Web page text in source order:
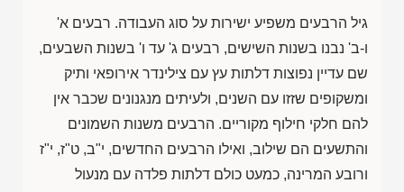
גיל הרבעים משפיע ישירות על סוג העבודה. רבעים א'
ו-ב' נבנו בשנות השישים, רבעים ג' עד ו' בשנות השבעים,
שם עדיין נפוצות דלתות עץ עם צילינדר אירופאי ותיק
ומשקופים שזזו עם השנים, ולעיתים מנגנונים שכבר אין
להם חלקי חילוף מקוריים. הרבעים משנות השמונים
והתשעים הם שילוב, ואילו הרבעים החדשים, י"ב, ט"ז, י"ז
ורובע המרינה, כמעט כולם דלתות פלדה עם מנעול